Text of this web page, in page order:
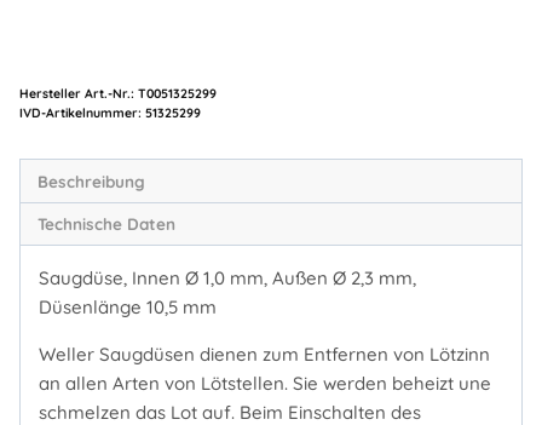
Hersteller Art.-Nr.: T0051325299
Artikelnummer: 51325299
Beschreibung
Technische Daten
Saugdüse, Innen Ø 1,0 mm, Außen Ø 2,3 mm,
Düsenlänge 10,5 mm
Weller Saugdüsen dienen zum Entfernen von Lötzinn
an allen Arten von Lötstellen. Sie werden beheizt une
schmelzen das Lot auf. Beim Einschalten des